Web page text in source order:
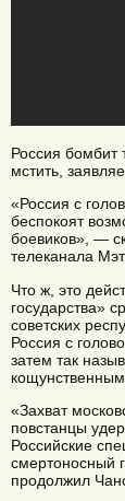
Россия бомбит
мстить,
«Россия с
беспокоят
боевиков», —
телеканала
Что ж, это
государства»
советских
Россия с
затем так
кощунственным.
«Захват
повстанцы
Российские
смертоносный
продолжил